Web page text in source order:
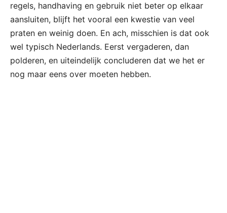
regels, handhaving en gebruik niet beter op elkaar
aansluiten, blijft het vooral een kwestie van veel
praten en weinig doen. En ach, misschien is dat ook
wel typisch Nederlands. Eerst vergaderen, dan
polderen, en uiteindelijk concluderen dat we het er
nog maar eens over moeten hebben.